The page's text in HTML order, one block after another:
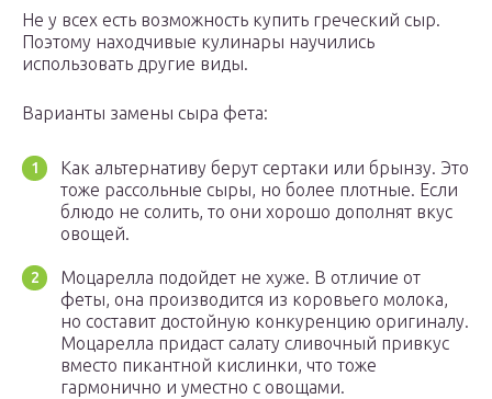
Не у всех есть возможность купить греческий сыр.
Поэтому находчивые кулинары научились
использовать другие виды.
Варианты замены сыра фета:
Как альтернативу берут сертаки или брынзу. Это
тоже рассольные сыры, но более плотные. Если
блюдо не солить, то они хорошо дополнят вкус
овощей.
Моцарелла подойдет не хуже. В отличие от
феты, она производится из коровьего молока,
но составит достойную конкуренцию оригиналу.
Моцарелла придаст салату сливочный привкус
вместо пикантной кислинки, что тоже
гармонично и уместно с овощами.